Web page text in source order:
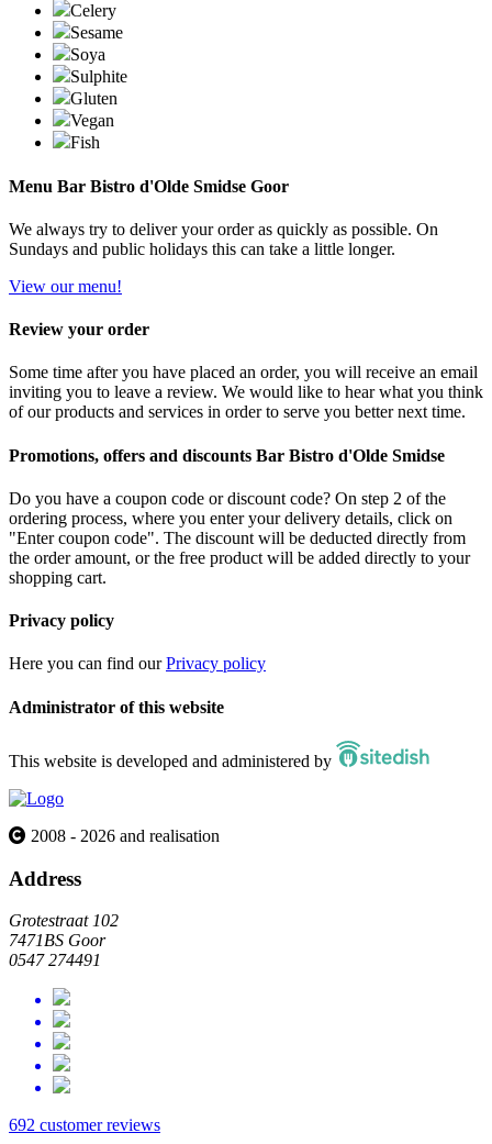
Celery
Sesame
Soya
Sulphite
Gluten
Vegan
Fish
Menu Bar Bistro d'Olde Smidse Goor
We always try to deliver your order as quickly as possible. On
Sundays and public holidays this can take a little longer.
View our menu!
Review your order
Some time after you have placed an order, you will receive an email
inviting you to leave a review. We would like to hear what you think
of our products and services in order to serve you better next time.
Promotions, offers and discounts Bar Bistro d'Olde Smidse
Do you have a coupon code or discount code? On step 2 of the
ordering process, where you enter your delivery details, click on
"Enter coupon code". The discount will be deducted directly from
the order amount, or the free product will be added directly to your
shopping cart.
Privacy policy
Here you can find ourPrivacy policy
Administrator of this website
This website is developed and administered by
2008 - 2026 and realisation
Address
Grotestraat 102
7471BS Goor
0547 274491
692 customer reviews